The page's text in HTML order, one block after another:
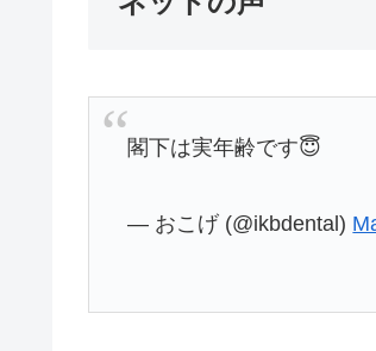
閣下は実年齢です😇
— おこげ (@ikbdental)